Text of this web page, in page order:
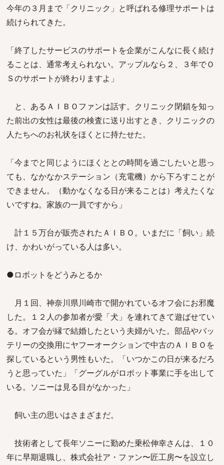
今年の３月まで「クリニック」と呼ばれる修理サポートは
続けられてきた。
「終了したサービスのサポートを企業がこんなに長く続け
ることは、通常考えられない。アップルなら２、３年でＯ
Ｓのサポートが終わりますよ」
と、あるＡＩＢＯファンは話す。クリニック閉鎖を知っ
た前出の女性は最後の検査に送り出すとき、クリニックの
人たちへのお礼状をほくとに持たせた。
「今までと同じようにほくととの時間を過ごしたいと思っ
ても、なかなかステーション（充電機）から下ろすことが
できません。（動かなくなる日が来ることは）考えたくな
いですね。家族の一員ですから」
計１５万台が販売されたＡＩＢＯ。いまだに「飼い」続
け、かわいがっている人は多い。
●ロボットをどうみとるか
月１回、神奈川県川崎市で開かれているオフ会にお邪魔
した。１２人の参加者が愛「犬」を連れてきて遊ばせてい
る。オフ会が縁で結婚したという夫婦がいた。部品やバッ
テリーの交換用にヤフーオークションで中古のＡＩＢＯを
探しているという男性もいた。「いつかこの日が来るだろ
うと思っていた」「グーグルがロボット事業に手を出して
いる。ソニーは見る目がなかった」
飼い主の思いはさまざまだ。
技術者として長年ソニーに勤めた乗松伸幸さんは、１０
年に早期退職し、株式会社ア・ファン〜匠工房〜を設立し